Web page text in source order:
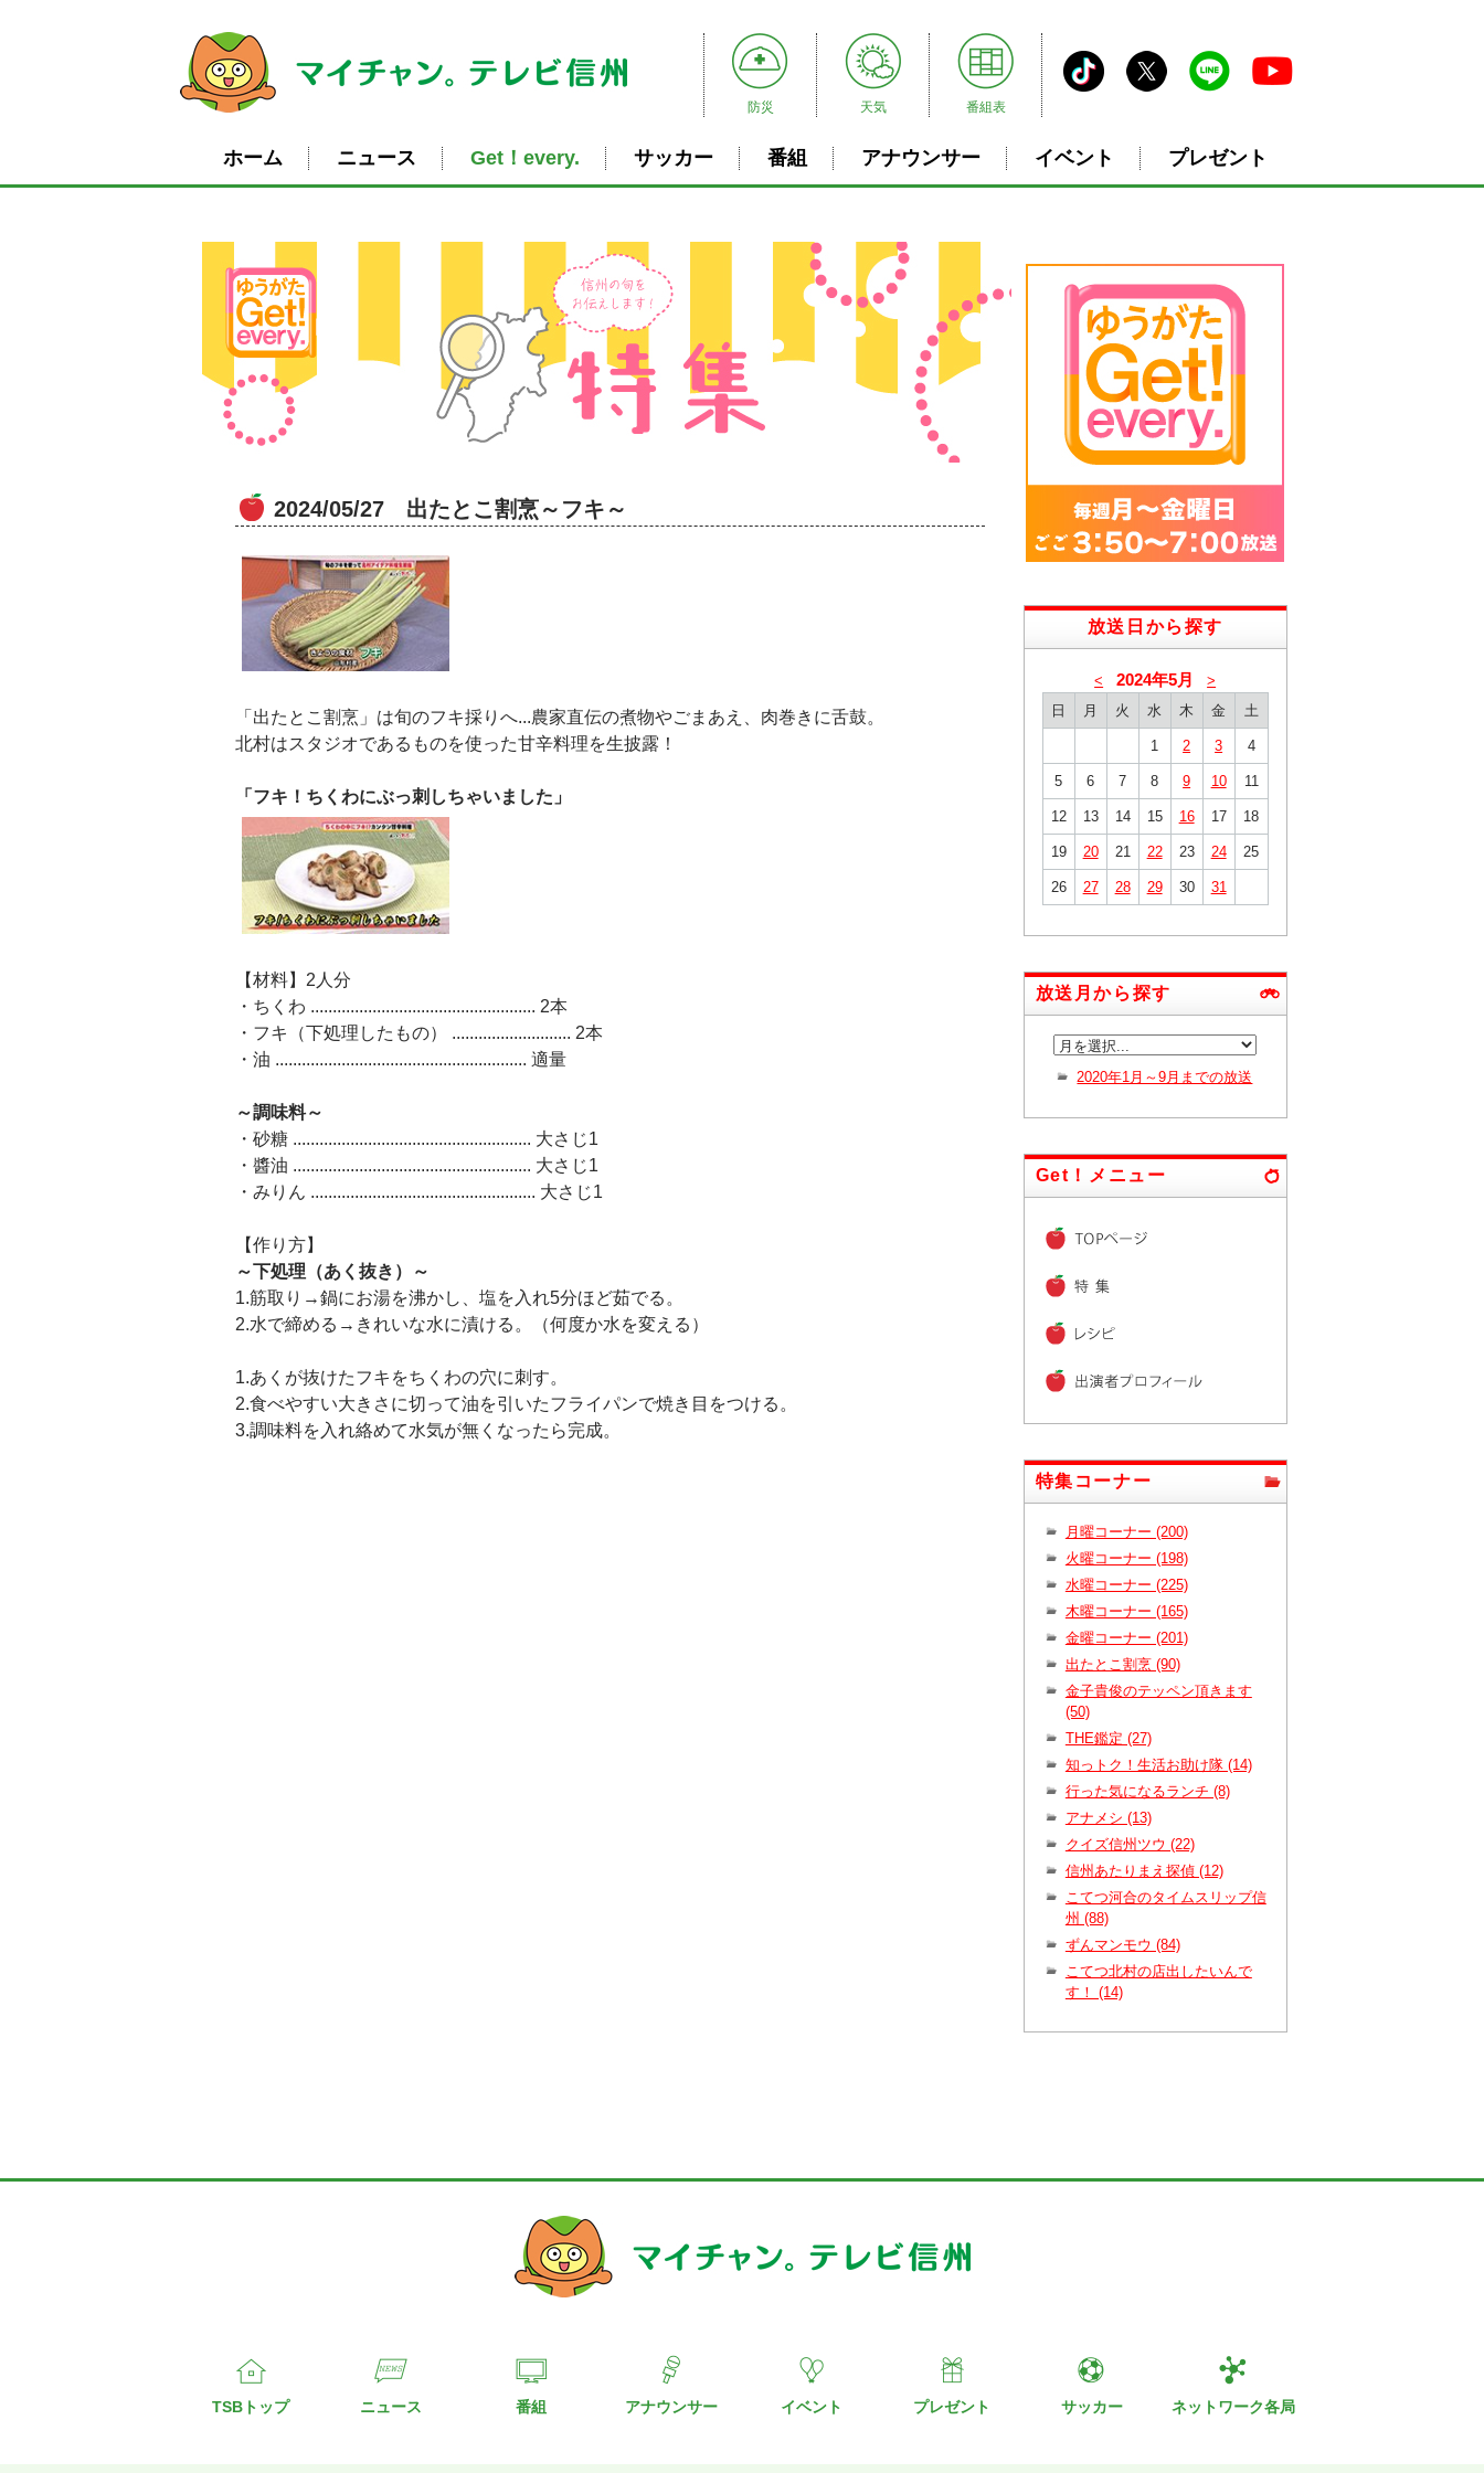
防災 天気 番組表
ホーム ニュース Get！every. サッカー 番組 アナウンサー イベント プレゼント
2024/05/27 出たとこ割烹～フキ～
「出たとこ割烹」は旬のフキ採りへ...農家直伝の煮物やごまあえ、肉巻きに舌鼓。
北村はスタジオであるものを使った甘辛料理を生披露！
「フキ！ちくわにぶっ刺しちゃいました」
【材料】2人分
・ちくわ ................................................... 2本
・フキ（下処理したもの） ........................... 2本
・油 ......................................................... 適量
～調味料～
・砂糖 ...................................................... 大さじ1
・醬油 ...................................................... 大さじ1
・みりん ................................................... 大さじ1
【作り方】
～下処理（あく抜き）～
1.筋取り→鍋にお湯を沸かし、塩を入れ5分ほど茹でる。
2.水で締める→きれいな水に漬ける。（何度か水を変える）
1.あくが抜けたフキをちくわの穴に刺す。
2.食べやすい大きさに切って油を引いたフライパンで焼き目をつける。
3.調味料を入れ絡めて水気が無くなったら完成。
放送日から探す
< 2024年5月
>
日
月 火 水 木 金 土
1 2 3 4
5 6 7 8 9 10 11
12 13 14 15 16 17 18
19 20 21 22 23 24 25
26 27 28 29 30 31
放送月から探す
2020年1月～9月までの放送
Get！メニュー
特集コーナー
月曜コーナー (200)
火曜コーナー (198)
水曜コーナー (225)
木曜コーナー (165)
金曜コーナー (201)
出たとこ割烹 (90)
金子貴俊のテッペン頂きます
(50)
THE鑑定 (27)
知っトク！生活お助け隊 (14)
行った気になるランチ (8)
アナメシ (13)
クイズ信州ツウ (22)
信州あたりまえ探偵 (12)
こてつ河合のタイムスリップ信
州 (88)
ずんマンモウ (84)
こてつ北村の店出したいんで
す！ (14)
TSBトップ ニュース 番組 アナウンサー イベント プレゼント サッカー ネットワーク各局